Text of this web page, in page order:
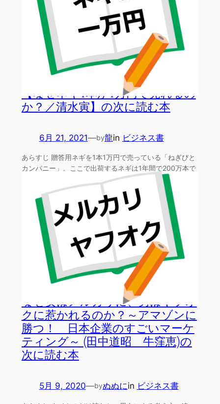
【なぜネギ1本が1万円で売れるの
か？／清水寅】の次に読む本
6月 21, 2021—by龍in ビジネス書
あらすじ 贈答用ネギを1本1万円で売っている「ねぎびと
カンパニー」。ここで出荷するネギは1年間で200万本で
なぜ女はメルカリに、男はヤフオ
クに惹かれるのか？～アマゾンに
勝つ！ 日本企業のすごいマーケ
ティング～ (田中道昭 牛窪恵)の
次に読む本
5月 9, 2020—byぬぬにin ビジネス書